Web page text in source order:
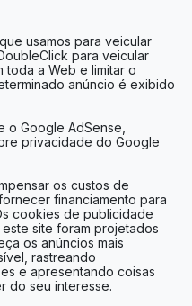
usamos para veicular
para veicular
toda a Web e limitar o
anúncio é exibido
o Google AdSense,
privacidade do Google
os custos de
financiamento para
cookies de publicidade
site foram projetados
os anúncios mais
rastreando
e apresentando coisas
do seu interesse.